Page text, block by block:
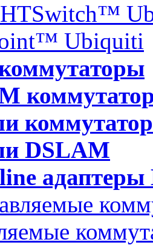
Ubiquiti
DSLAM
адаптеры